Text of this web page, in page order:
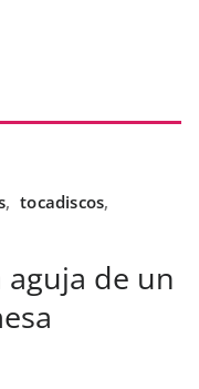
, tocadiscos,
de un